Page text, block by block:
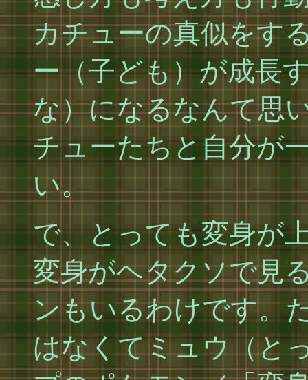
カチューの真似をす
ー（子ども）が成長
な）になるなんて思
チューたちと自分が
い。
で、とっても変身が
変身がヘタクソで見
ンもいるわけです。
はなくてミュウ（と